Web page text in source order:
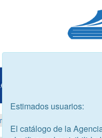
Estimados usuarios:
El catálogo de la